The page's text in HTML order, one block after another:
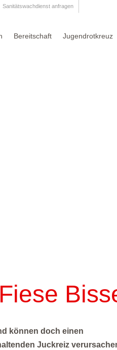
Sanitätswachdienst anfragen
Bereitschaft Jugendrotkreuz
können doch einen
Juckreiz